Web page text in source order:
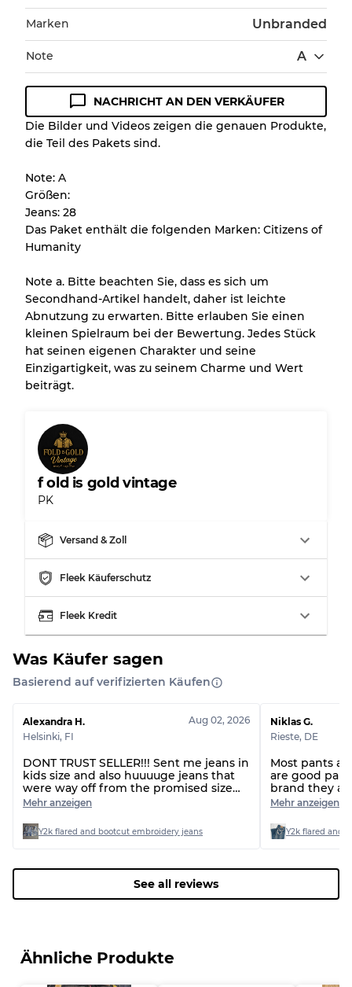
Marken Unbranded
Note A
Zustandsrichtlinie
Alle Produkte enthalten eine Qualitätsstufe,
jedes Artikels vor dem Kauf nachvollziehen
können.
Es gibt eine Fehlermarge von bis zu
aufgrund des Großhandels
Unser 3-Stufen-System
Note AFast neu, leichte Abnutzung
Note C
Aufteilung für gemischte Ratios
Note BC
60% B, 40% C
Note ABC
30% A, 40% B, 30% C
NACHRICHT AN DEN VERKÄUFER
Die Bilder und Videos zeigen die genauen Produkte,
die Teil des Pakets sind.
Note: A
Größen:
Jeans: 28
Das Paket enthält die folgenden Marken: Citizens of
Humanity
Note a. Bitte beachten Sie, dass es sich um
Secondhand-Artikel handelt, daher ist leichte
Abnutzung zu erwarten. Bitte erlauben Sie einen
kleinen Spielraum bei der Bewertung. Jedes Stück
hat seinen eigenen Charakter und seine
Einzigartigkeit, was zu seinem Charme und Wert
beiträgt.
f old is gold vintage
PK
Versand & Zoll
Fleek Käuferschutz
Fleek Kredit
Was Käufer sagen
Basierend auf verifizierten Käufen
Alexandra H.
Helsinki, FI
Aug 02, 2026
DONT TRUST SELLER!!! Sent me jeans in
kids size and also huuuuge jeans that
were way off from the promised size
range. Also forgot a piece I handpicked.
Seller has now been ignoring me for
several days, so doesn’t seem like the
first time this has happened…
Mehr anzeigen
Y2k flared and bootcut embroidery jeans
Niklas G.
Rieste, DE
Most pants
are good
brand they
that do not
Mehr anzeigen
Y2k flared and
See all reviews
Ähnliche Produkte